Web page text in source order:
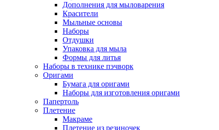
Дополнения для мыловарения
Красители
Мыльные основы
Наборы
Отдушки
Упаковка для мыла
Формы для литья
Наборы в технике пэчворк
Оригами
Бумага для оригами
Наборы для изготовления оригами
Папертоль
Плетение
Макраме
Плетение из резиночек